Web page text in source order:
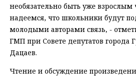
необязательно быть уже
надеемся, что школьники будут
молодыми авторами связь, -
ГМП при Совете депутатов города
Дацаев.
Чтение и обсуждение